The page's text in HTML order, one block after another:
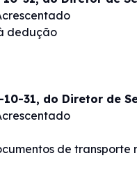
dedução
31, do Diretor de
de